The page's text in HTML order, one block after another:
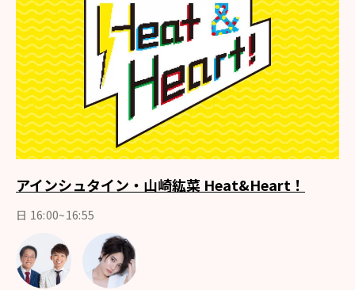
アインシュタイン・山崎紘菜 Heat&Heart！
日 16:00~16:55